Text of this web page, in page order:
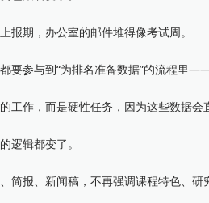
期，办公室的邮件堆得像考试周。
参与到“为排名准备数据”的流程里——
作，而是硬性任务，因为这些数据会
辑都变了。
报、新闻稿，不再强调课程特色、研